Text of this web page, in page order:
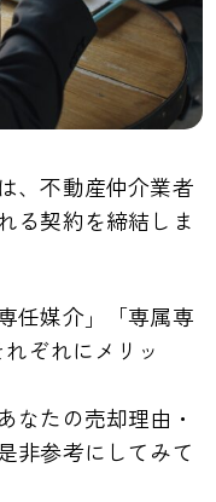
、不動産仲介業者
る契約を締結しま
任媒介」「専属専
ぞれにメリッ
なたの売却理由・
非参考にしてみて